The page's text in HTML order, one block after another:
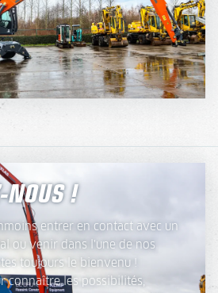
NOUS !
entrer en contact avec un
ou venir dans l'une de nos
toujours le bienvenu !
connaître les possibilités,